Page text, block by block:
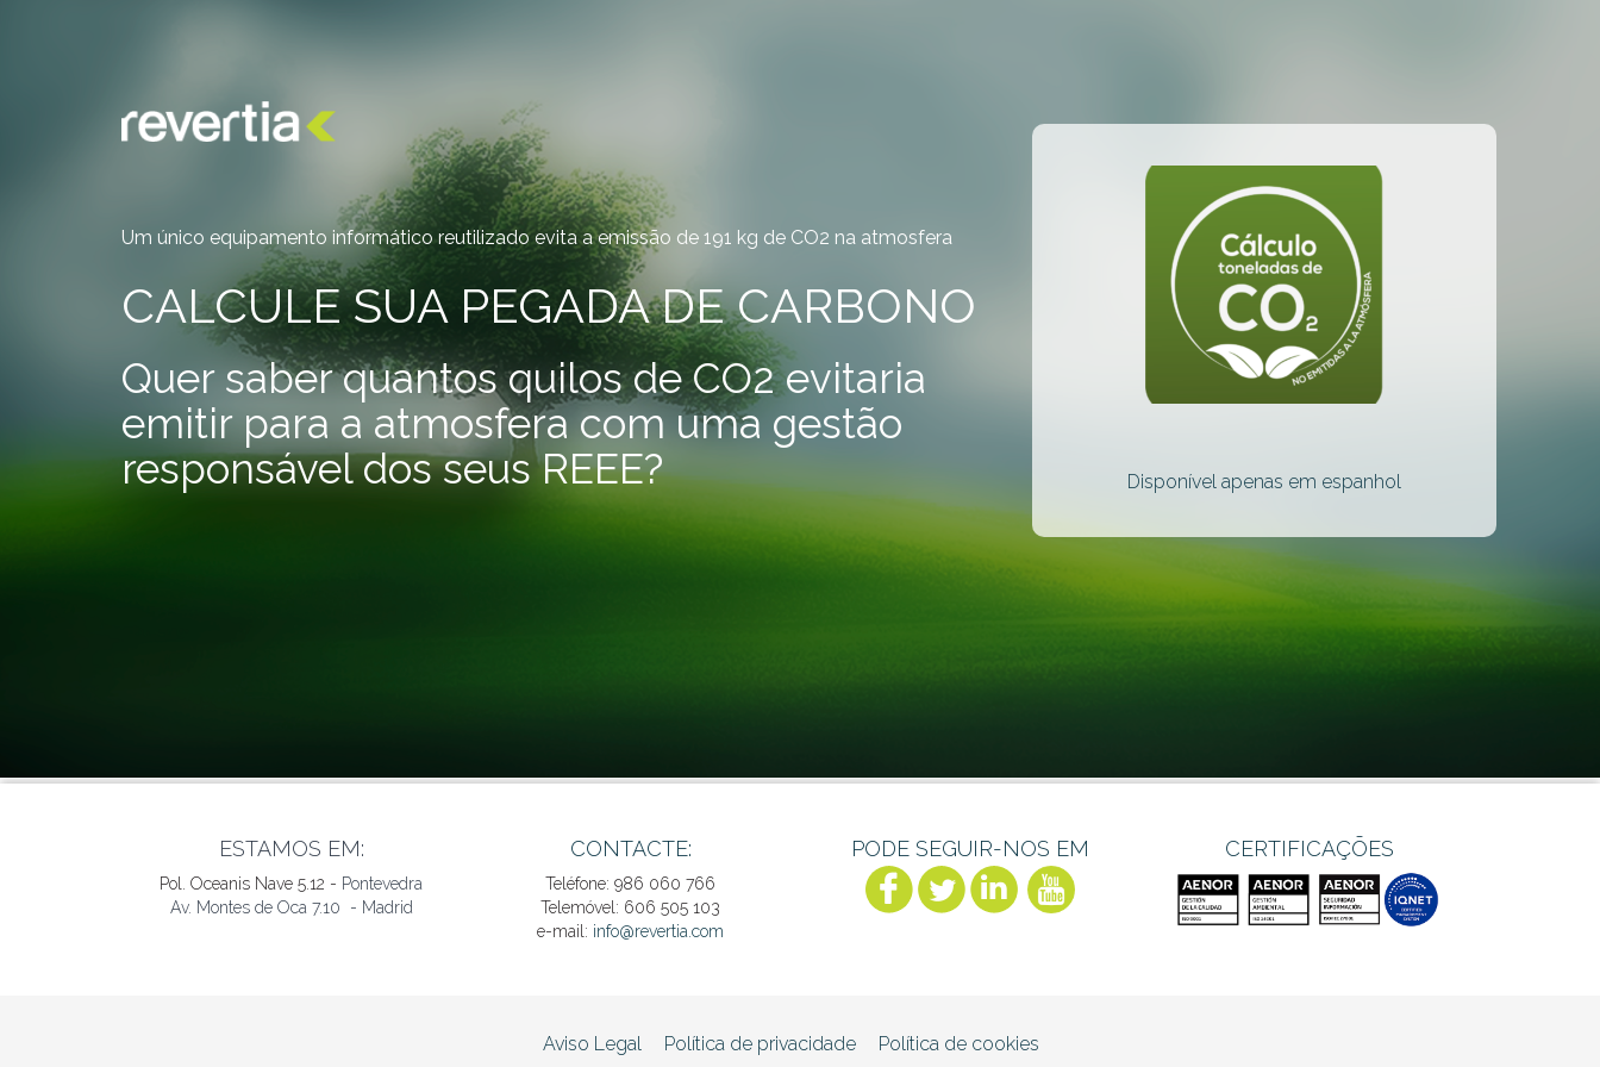
Um único equipamento informático reutilizado evita a emissão de 191 kg de CO2 na atmosfera
CALCULE SUA PEGADA DE CARBONO
Quer saber quantos quilos de CO2 evitaria
emitir para a atmosfera com uma gestão
responsável dos seus REEE?
Disponível apenas em espanhol
ESTAMOS EM:
Pol. Oceanis Nave 5.12 - Pontevedra
Av. Montes de Oca 7.10 - Madrid
CONTACTE:
Teléfone: 986 060 766
Telemóvel: 606 505 103
e-mail: info@revertia.com
PODE SEGUIR-NOS EM CERTIFICAÇÕES
Aviso Legal Política de privacidade Política de cookies